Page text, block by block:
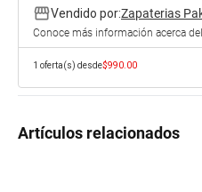
storefrontVendido por:Zapaterias
Conoce más información acerca
1 oferta(s) desde$990.00
Artículos relacionados